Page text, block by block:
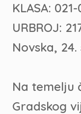
KLASA:
URBROJ:
Novska,
Na temelju
Gradskog